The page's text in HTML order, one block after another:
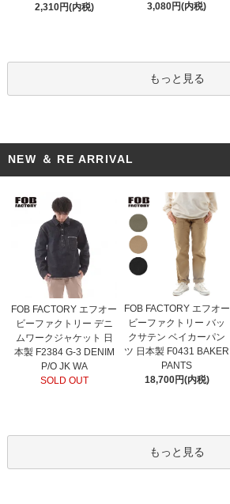
2,310円(内税)
3,080円(内税)
もっと見る
NEW ＆ RE ARRIVAL
FOB FACTORY エフオー
ビーファクトリー デニ
ムワークジャケット 日
本製 F2384 G-3 DENIM
P/O JK WA
SOLD OUT
FOB FACTORY エフオー
ビーファクトリー バッ
クサテン ベイカーパン
ツ 日本製 F0431 BAKER
PANTS
18,700円(内税)
もっと見る